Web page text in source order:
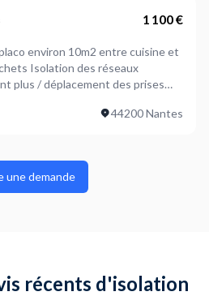
1 100 €
environ 10m2 entre cuisine et
réseaux
plus / déplacement des prises
44200 Nantes
une demande
récents d'isolation